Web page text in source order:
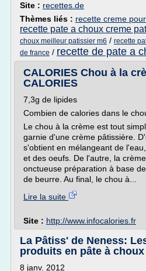
Site : recettes.de
Thèmes liés : recette creme
recette pate a choux creme
choux meilleur patissier m6 / recette
de france / recette de pate a
CALORIES Chou à la
CALORIES
7,3g de lipides
Combien de calories dans le
Le chou à la crème est tout
garnie d'une crème pâtissière.
s'obtient en mélangeant de
et des oeufs. De l'autre, la
onctueuse préparation à base
de beurre. Au final, le chou à...
Lire la suite
Site : http://www.infocalories.fr
La Pâtiss' de Neness:
produits en pâte à choux
8 janv. 2012